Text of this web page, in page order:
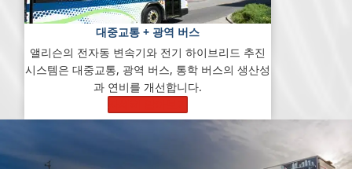
대중교통 + 광역 버스
앨리슨의 전자동 변속기와 전기 하이브리드 추진
시스템은 대중교통, 광역 버스, 통학 버스의 생산성
과 연비를 개선합니다.